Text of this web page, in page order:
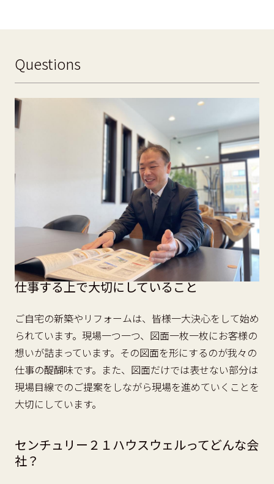
Questions
仕事する上で大切にしていること
ご自宅の新築やリフォームは、皆様一大決心をして始め
られています。現場一つ一つ、図面一枚一枚にお客様の
想いが詰まっています。その図面を形にするのが我々の
仕事の醍醐味です。また、図面だけでは表せない部分は
現場目線でのご提案をしながら現場を進めていくことを
大切にしています。
センチュリー２１ハウスウェルってどんな会
社？